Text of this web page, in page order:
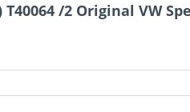
/2 Original VW